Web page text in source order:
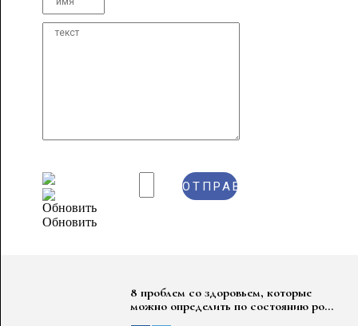
Обновить
8 проблем со здоровьем, которые
можно определить по состоянию ро...